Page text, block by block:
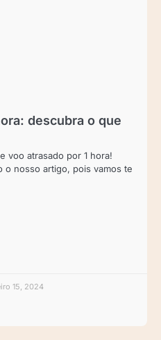
descubra o que
voo atrasado por 1 hora!
o nosso artigo, pois vamos te
15, 2024